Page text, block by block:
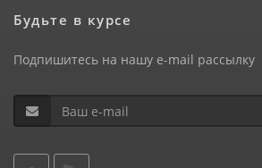
Будьте в курсе
Подпишитесь на нашу e-mail рассылку